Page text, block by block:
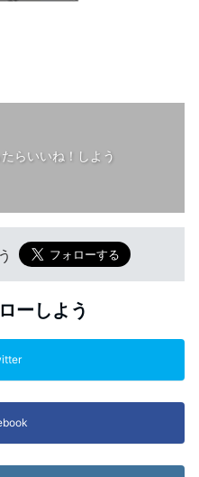
らいいね！しよう
ーしよう